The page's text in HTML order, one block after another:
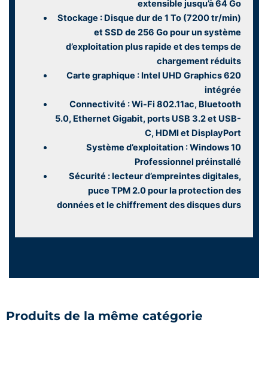
extensible jusqu’à 64 Go
Stockage : Disque dur de 1 To (7200 tr/min)
et SSD de 256 Go pour un système
d’exploitation plus rapide et des temps de
chargement réduits
Carte graphique : Intel UHD Graphics 620
intégrée
Connectivité : Wi-Fi 802.11ac, Bluetooth
5.0, Ethernet Gigabit, ports USB 3.2 et USB-
C, HDMI et DisplayPort
Système d’exploitation : Windows 10
Professionnel préinstallé
Sécurité : lecteur d’empreintes digitales,
puce TPM 2.0 pour la protection des
données et le chiffrement des disques durs
Produits de la même catégorie